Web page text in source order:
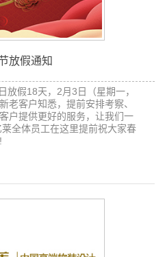
放假通知
放假18天，2月3日（星期一，
老客户知悉，提前安排考察、
户提供更好的服务，让我们一
全体员工在这里提前祝大家春